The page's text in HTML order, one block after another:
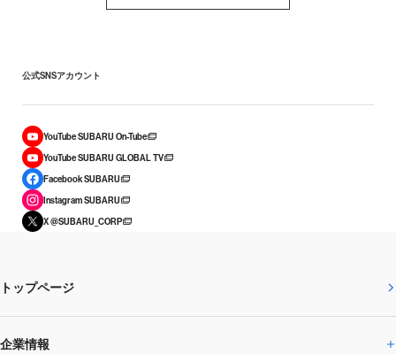
公式SNSアカウント
YouTube SUBARU On-Tube
YouTube SUBARU GLOBAL TV
Facebook SUBARU
Instagram SUBARU
X @SUBARU_CORP
トップページ
企業情報